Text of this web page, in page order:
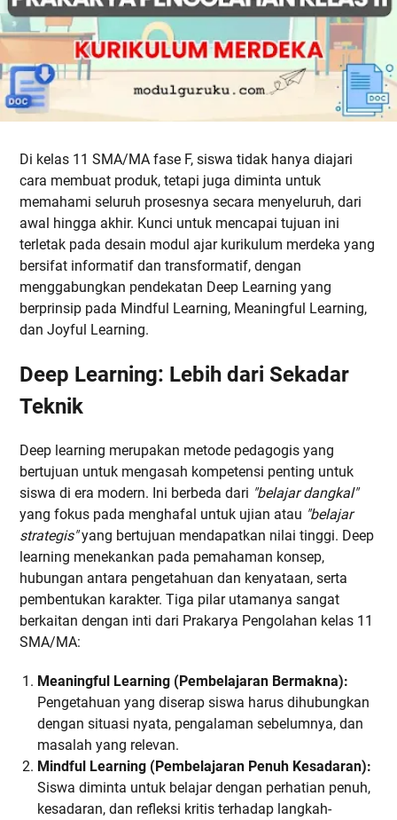
Di kelas 11 SMA/MA fase F, siswa tidak hanya diajari
cara membuat produk, tetapi juga diminta untuk
memahami seluruh prosesnya secara menyeluruh, dari
awal hingga akhir. Kunci untuk mencapai tujuan ini
terletak pada desain modul ajar kurikulum merdeka yang
bersifat informatif dan transformatif, dengan
menggabungkan pendekatan Deep Learning yang
berprinsip pada Mindful Learning, Meaningful Learning,
dan Joyful Learning.
Deep Learning: Lebih dari Sekadar
Teknik
Deep learning merupakan metode pedagogis yang
bertujuan untuk mengasah kompetensi penting untuk
siswa di era modern. Ini berbeda dari "belajar dangkal"
yang fokus pada menghafal untuk ujian atau "belajar
strategis"yang bertujuan mendapatkan nilai tinggi. Deep
learning menekankan pada pemahaman konsep,
hubungan antara pengetahuan dan kenyataan, serta
pembentukan karakter. Tiga pilar utamanya sangat
berkaitan dengan inti dari Prakarya Pengolahan kelas 11
SMA/MA:
Meaningful Learning (Pembelajaran Bermakna):
Pengetahuan yang diserap siswa harus dihubungkan
dengan situasi nyata, pengalaman sebelumnya, dan
masalah yang relevan.
Mindful Learning (Pembelajaran Penuh Kesadaran):
Siswa diminta untuk belajar dengan perhatian penuh,
kesadaran, dan refleksi kritis terhadap langkah-